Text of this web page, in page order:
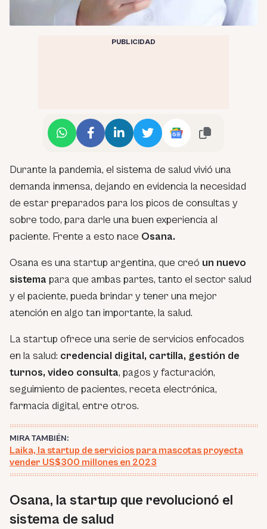
PUBLICIDAD
Durante la pandemia, el sistema de salud vivió una
demanda inmensa, dejando en evidencia la necesidad
de estar preparados para los picos de consultas y
sobre todo, para darle una buen experiencia al
paciente. Frente a esto nace Osana.
Osana es una startup argentina, que creó un nuevo
sistema para que ambas partes, tanto el sector salud
y el paciente, pueda brindar y tener una mejor
atención en algo tan importante, la salud.
La startup ofrece una serie de servicios enfocados
en la salud: credencial digital, cartilla, gestión de
turnos, video consulta, pagos y facturación,
seguimiento de pacientes, receta electrónica,
farmacia digital, entre otros.
MIRA TAMBIÉN:
Laika, la startup de servicios para mascotas proyecta
vender US$300 millones en 2023
Osana, la startup que revolucionó el
sistema de salud